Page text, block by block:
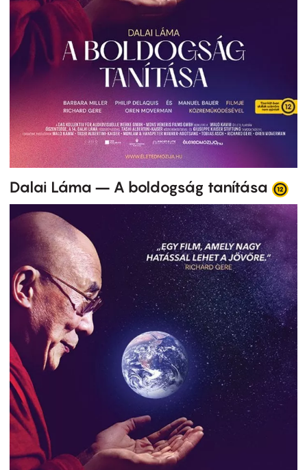
Dalai Láma – A boldogság tanítása